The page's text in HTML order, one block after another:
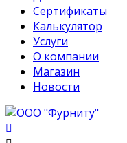
Сертификаты
Калькулятор
Услуги
О компании
Магазин
Новости